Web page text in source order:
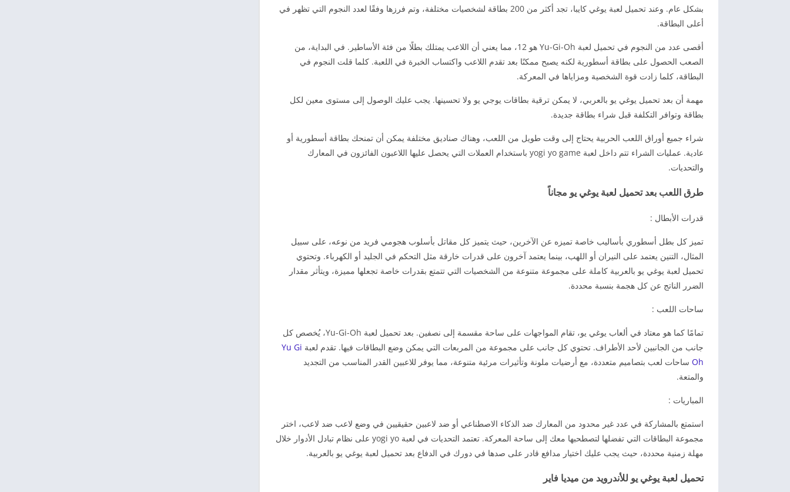
بشكل عام. وعند تحميل لعبة يوغي كايبا، تجد أكثر من 200 بطاقة لشخصيات مختلفة، وتم فرزها وفقًا لعدد النجوم التي تظهر في
أعلى البطاقة.
أقصى عدد من النجوم في تحميل لعبة Yu-Gi-Oh هو 12، مما يعني أن اللاعب يمتلك بطلًا من فئة الأساطير. في البداية، من
الصعب الحصول على بطاقة أسطورية لكنه يصبح ممكنًا بعد تقدم اللاعب واكتساب الخبرة في اللعبة. كلما قلت النجوم في
البطاقة، كلما زادت قوة الشخصية ومزاياها في المعركة.
مهمة أن بعد تحميل يوغي يو بالعربي، لا يمكن ترقية بطاقات يوجي يو ولا تحسينها. يجب عليك الوصول إلى مستوى معين لكل
بطاقة وتوافر التكلفة قبل شراء بطاقة جديدة.
شراء جميع أوراق اللعب الحربية يحتاج إلى وقت طويل من اللعب، وهناك صناديق مختلفة يمكن أن تمنحك بطاقة أسطورية أو
عادية. عمليات الشراء تتم داخل لعبة yogi yo game باستخدام العملات التي يحصل عليها اللاعبون الفائزون في المعارك
والتحديات.
طرق اللعب بعد تحميل لعبة يوغي يو مجاناً
قدرات الأبطال :
تميز كل بطل أسطوري بأساليب خاصة تميزه عن الآخرين، حيث يتميز كل مقاتل بأسلوب هجومي فريد من نوعه، على سبيل
المثال، التنين يعتمد على النيران أو اللهب، بينما يعتمد آخرون على قدرات خارقة مثل التحكم في الجليد أو الكهرباء. وتحتوي
تحميل لعبة يوغي يو بالعربية كاملة على مجموعة متنوعة من الشخصيات التي تتمتع بقدرات خاصة تجعلها مميزة، ويتأثر مقدار
الضرر الناتج عن كل هجمة بنسبة محددة.
ساحات اللعب :
تمامًا كما هو معتاد في ألعاب يوغي يو، تقام المواجهات على ساحة مقسمة إلى نصفين. بعد تحميل لعبة Yu-Gi-Oh، يُخصص كل
جانب من الجانبين لأحد الأطراف. تحتوي كل جانب على مجموعة من المربعات التي يمكن وضع البطاقات فيها. تقدم لعبة Yu Gi
Oh ساحات لعب بتصاميم متعددة، مع أرضيات ملونة وتأثيرات مرئية متنوعة، مما يوفر للاعبين القدر المناسب من التجديد
والمتعة.
المباريات :
استمتع بالمشاركة في عدد غير محدود من المعارك ضد الذكاء الاصطناعي أو ضد لاعبين حقيقيين في وضع لاعب ضد لاعب، اختر
مجموعة البطاقات التي تفضلها لتصطحبها معك إلى ساحة المعركة. تعتمد التحديات في لعبة yogi yo على نظام تبادل الأدوار خلال
مهلة زمنية محددة، حيث يجب عليك اختيار مدافع قادر على صدها في دورك في الدفاع بعد تحميل لعبة يوغي يو بالعربية.
تحميل لعبة يوغي يو للأندرويد من ميديا فاير